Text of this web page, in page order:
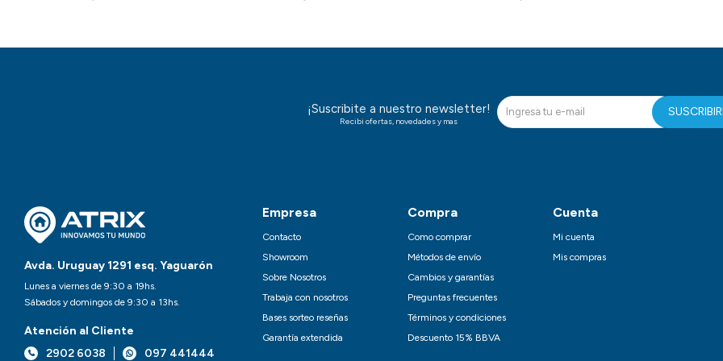
Avda. Uruguay 1291 esq. Yaguarón
Lunes a viernes de 9:30 a 19hs.
Sábados y domingos de 9:30 a 13hs.
Atención al Cliente
2902 6038
097 441444
Empresa
Contacto
Showroom
Sobre Nosotros
Trabaja con nosotros
Bases sorteo reseñas
Garantía extendida
Compra
Como comprar
Métodos de envío
Cambios y garantías
Preguntas frecuentes
Términos y condiciones
Descuento 15% BBVA
Cuenta
Mi cuenta
Mis compras
¡Suscribite a nuestro newsletter!
Recibi ofertas, novedades y mas